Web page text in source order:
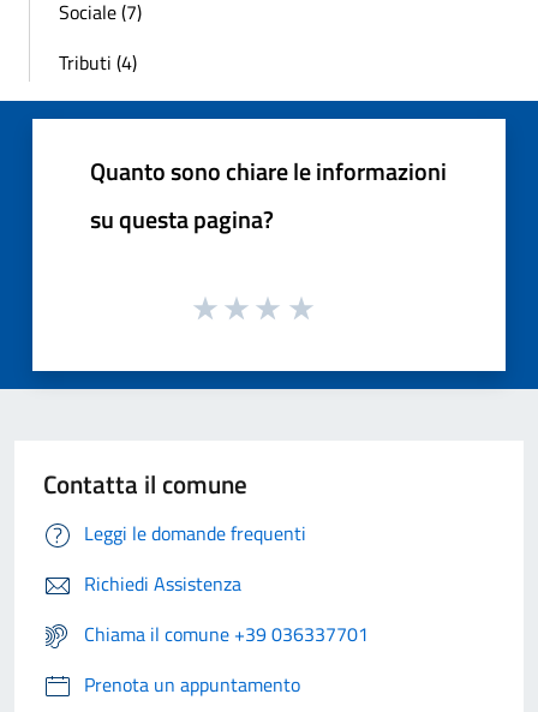
Sociale (7)
Tributi (4)
Quanto sono chiare le informazioni
su questa pagina?
Contatta il comune
Leggi le domande frequenti
Richiedi Assistenza
Chiama il comune +39 036337701
Prenota un appuntamento